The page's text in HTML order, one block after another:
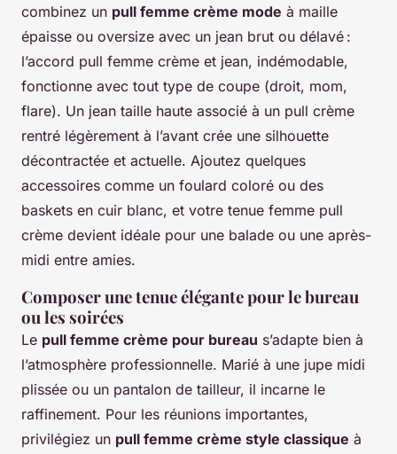
combinez un pull femme crème mode à maille
épaisse ou oversize avec un jean brut ou délavé :
l’accord pull femme crème et jean, indémodable,
fonctionne avec tout type de coupe (droit, mom,
flare). Un jean taille haute associé à un pull crème
rentré légèrement à l’avant crée une silhouette
décontractée et actuelle. Ajoutez quelques
accessoires comme un foulard coloré ou des
baskets en cuir blanc, et votre tenue femme pull
crème devient idéale pour une balade ou une après-
midi entre amies.
Composer une tenue élégante pour le bureau
ou les soirées
Le pull femme crème pour bureau s’adapte bien à
l’atmosphère professionnelle. Marié à une jupe midi
plissée ou un pantalon de tailleur, il incarne le
raffinement. Pour les réunions importantes,
privilégiez un pull femme crème style classique à